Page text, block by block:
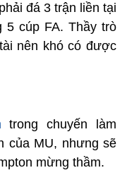
phải đá 3 trận liền tại
5 cúp FA. Thầy trò
nên khó có được
trong chuyến làm
của MU, nhưng sẽ
mừng thầm.